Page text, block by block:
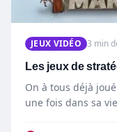
JEUX VIDÉO 3 min
Les jeux de
On à tous déjà
une fois dans sa